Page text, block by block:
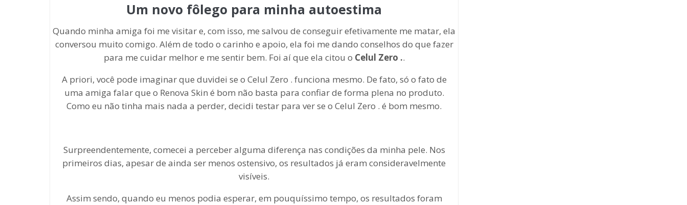
Um novo fôlego para minha autoestima
Quando minha amiga foi me visitar e, com isso, me salvou de conseguir efetivamente me matar, ela
conversou muito comigo. Além de todo o carinho e apoio, ela foi me dando conselhos do que fazer
para me cuidar melhor e me sentir bem. Foi aí que ela citou o Celul Zero ..
A priori, você pode imaginar que duvidei se o Celul Zero . funciona mesmo. De fato, só o fato de
uma amiga falar que o Renova Skin é bom não basta para confiar de forma plena no produto.
Como eu não tinha mais nada a perder, decidi testar para ver se o Celul Zero . é bom mesmo.
Surpreendentemente, comecei a perceber alguma diferença nas condições da minha pele. Nos
primeiros dias, apesar de ainda ser menos ostensivo, os resultados já eram consideravelmente
visíveis.
Assim sendo, quando eu menos podia esperar, em pouquíssimo tempo, os resultados foram